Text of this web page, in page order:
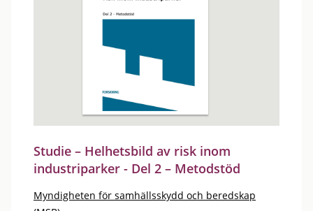
Studie – Helhetsbild av risk inom
industriparker - Del 2 – Metodstöd
Myndigheten för samhällsskydd och beredskap